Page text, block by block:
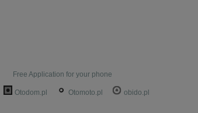
Free Application for your phone
Otodom.pl Otomoto.pl obido.pl